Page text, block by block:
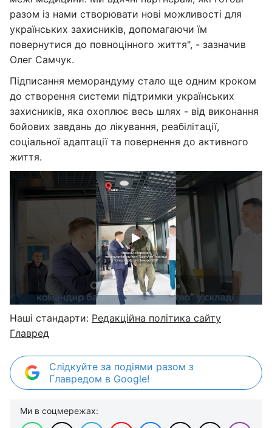
разом із нами створювати нові можливості для
українських захисників, допомагаючи їм
повернутися до повноцінного життя", - зазначив
Олег Самчук.
Підписання меморандуму стало ще одним кроком
до створення системи підтримки українських
захисників, яка охоплює весь шлях - від виконання
бойових завдань до лікування, реабілітації,
соціальної адаптації та повернення до активного
життя.
Наші стандарти: Редакційна політика сайту
Главред
Слідкуйте за подіями разом з
Главредом в Google!
Ми в соцмережах: